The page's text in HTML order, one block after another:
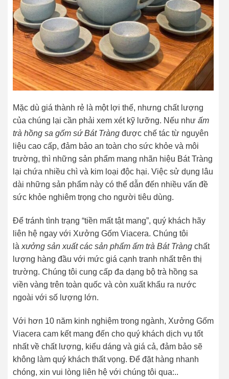
Mặc dù giá thành rẻ là một lợi thế, nhưng chất lượng
của chúng lại cần phải xem xét kỹ lưỡng. Nếu như ấm
trà hồng sa gốm sứ Bát Tràng được chế tác từ nguyên
liệu cao cấp, đảm bảo an toàn cho sức khỏe và môi
trường, thì những sản phẩm mang nhãn hiệu Bát Tràng
lại chứa nhiều chì và kim loại độc hại. Việc sử dụng lâu
dài những sản phẩm này có thể dẫn đến nhiều vấn đề
sức khỏe nghiêm trọng cho người tiêu dùng.
Để tránh tình trạng “tiền mất tật mang”, quý khách hãy
liên hệ ngay với Xưởng Gốm Viacera. Chúng tôi
là xưởng sản xuất các sản phẩm ấm trà Bát Tràng chất
lượng hàng đầu với mức giá cạnh tranh nhất trên thị
trường. Chúng tôi cung cấp đa dạng bộ trà hồng sa
viền vàng trên toàn quốc và còn xuất khẩu ra nước
ngoài với số lượng lớn.
Với hơn 10 năm kinh nghiệm trong ngành, Xưởng Gốm
Viacera cam kết mang đến cho quý khách dịch vụ tốt
nhất về chất lượng, kiểu dáng và giá cả, đảm bảo sẽ
không làm quý khách thất vọng. Để đặt hàng nhanh
chóng, xin vui lòng liên hệ với chúng tôi qua:..